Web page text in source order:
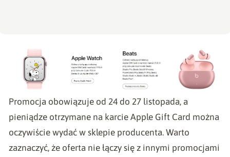
Promocja obowiązuje od 24 do 27 listopada, a
pieniądze otrzymane na karcie Apple Gift Card można
oczywiście wydać w sklepie producenta. Warto
zaznaczyć, że oferta nie łączy się z innymi promocjami